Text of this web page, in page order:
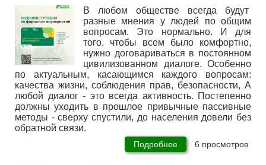
В любом обществе всегда будут
разные мнения у людей по общим
вопросам. Это нормально. И для
того, чтобы всем было комфортно,
нужно договариваться в постоянном
цивилизованном диалоге. Особенно
по актуальным, касающимся каждого вопросам:
качества жизни, соблюдения прав, безопасности, А
любой диалог - это всегда активность. Постепенно
должны уходить в прошлое привычные пассивные
методы - сверху спустили, до населения довели без
обратной связи.
Подробнее
Видеоинструкция
6 просмотров